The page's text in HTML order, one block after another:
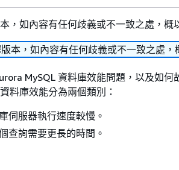
，如內容有任何歧義或不一致之處，概
本，如內容有任何歧義或不一致之處，
MySQL 資料庫效能問題，以及如何
料庫效能分為兩個類別：
伺服器執行速度較慢。
查詢需要更長的時間。